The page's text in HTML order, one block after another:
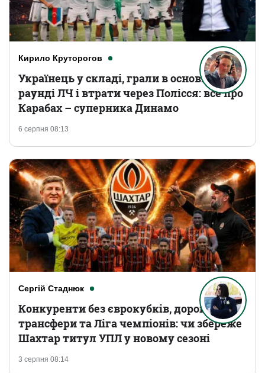
Кирило Круторогов
6 серпня 08:13
Українець у складі, грали в основному
раунді ЛЧ і втрати через Полісся: все про
Карабах – суперника Динамо
Сергій Стаднюк
3 серпня 08:14
Конкуренти без єврокубків, дорогі
трансфери та Ліга чемпіонів: чи збереже
Шахтар титул УПЛ у новому сезоні